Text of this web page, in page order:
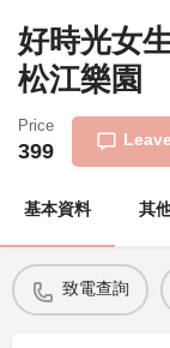
好時光女
松江樂園
Price
399
基本資料 其
致電查詢